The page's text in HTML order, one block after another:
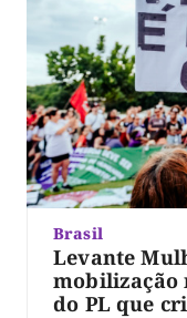
Brasil
Levante
mobilização
do PL que